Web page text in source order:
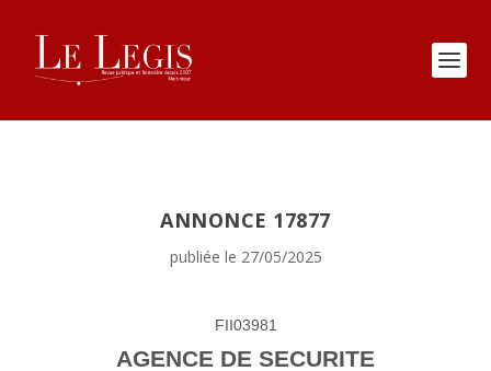
ANNONCE 17877
publiée le 27/05/2025
FII03981
AGENCE DE SECURITE